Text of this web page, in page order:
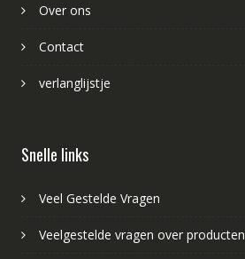
Over ons
Contact
verlanglijstje
Snelle links
Veel Gestelde Vragen
Veelgestelde vragen over producten